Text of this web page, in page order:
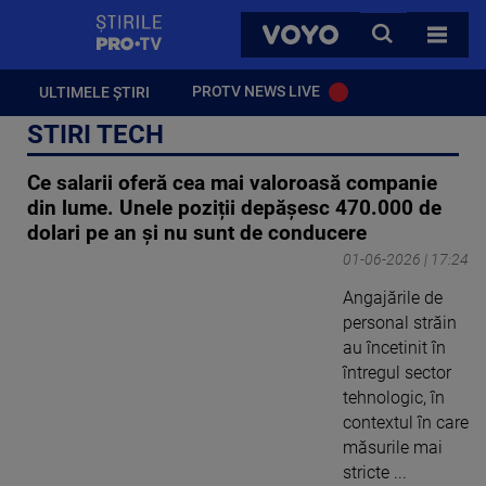
VOYO
CAUTA
TOATE
ULTIMELE ȘTIRI PROTV NEWS LIVE
STIRI TECH
Ce salarii oferă cea mai valoroasă companie
din lume. Unele poziții depășesc 470.000 de
dolari pe an și nu sunt de conducere
01-06-2026 | 17:24
Angajările de
personal străin
au încetinit în
întregul sector
tehnologic, în
contextul în care
măsurile mai
stricte ...